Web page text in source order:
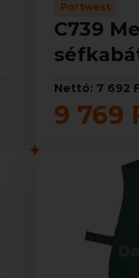
Portwest
C739
Nettó: 7 692
9 769